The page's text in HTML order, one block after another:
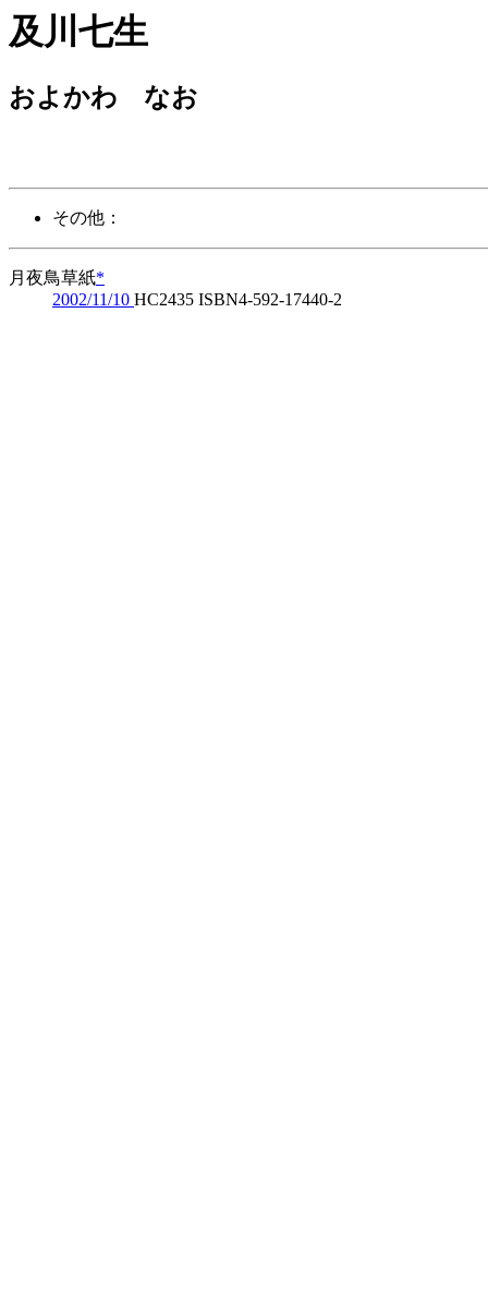
及川七生
およかわ なお
その他：
月夜鳥草紙*
2002/11/10 HC2435 ISBN4-592-17440-2